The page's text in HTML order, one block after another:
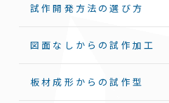
試作開発方法の選び方
図面なしからの試作加工
板材成形からの試作型